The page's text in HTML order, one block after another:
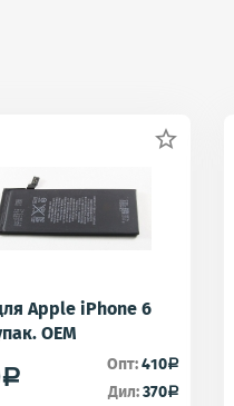

Apple iPhone 6
OEM
a Опт:410a
Дил:370a